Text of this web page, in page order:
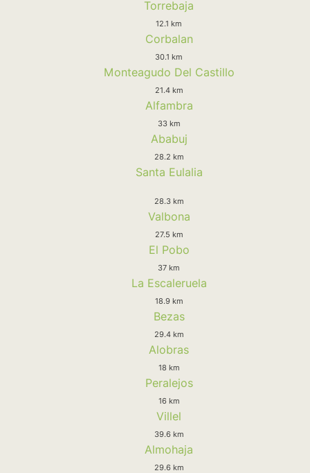
Torrebaja
12.1 km
Corbalan
30.1 km
Monteagudo Del Castillo
21.4 km
Alfambra
33 km
Ababuj
28.2 km
Santa Eulalia
28.3 km
Valbona
27.5 km
El Pobo
37 km
La Escaleruela
18.9 km
Bezas
29.4 km
Alobras
18 km
Peralejos
16 km
Villel
39.6 km
Almohaja
29.6 km